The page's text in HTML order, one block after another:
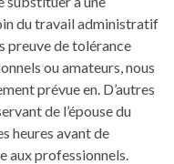
du travail administratif
preuve de tolérance
ou amateurs, nous
prévue en. D’autres
de l’épouse du
heures avant de
aux professionnels.